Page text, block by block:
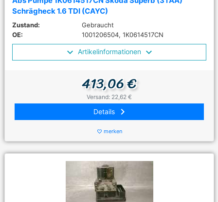
Schrägheck 1.6 TDI (CAYC)
Zustand:
Gebraucht
OE:
1001206504, 1K0614517CN
Artikelinformationen
413,06 €
Versand: 22,62 €
Details keyboard_arrow_right
favorite_border merken